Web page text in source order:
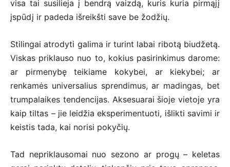
visa tai susilieja į bendrą vaizdą, kuris kuria pirmąjį
įspūdį ir padeda išreikšti save be žodžių.
Stilingai atrodyti galima ir turint labai ribotą biudžetą.
Viskas priklauso nuo to, kokius pasirinkimus darome:
ar pirmenybę teikiame kokybei, ar kiekybei; ar
renkamės universalius sprendimus, ar madingas, bet
trumpalaikes tendencijas. Aksesuarai šioje vietoje yra
kaip tiltas – jie leidžia eksperimentuoti, išlikti savimi ir
keistis tada, kai norisi pokyčių.
Tad nepriklausomai nuo sezono ar progų – keletas